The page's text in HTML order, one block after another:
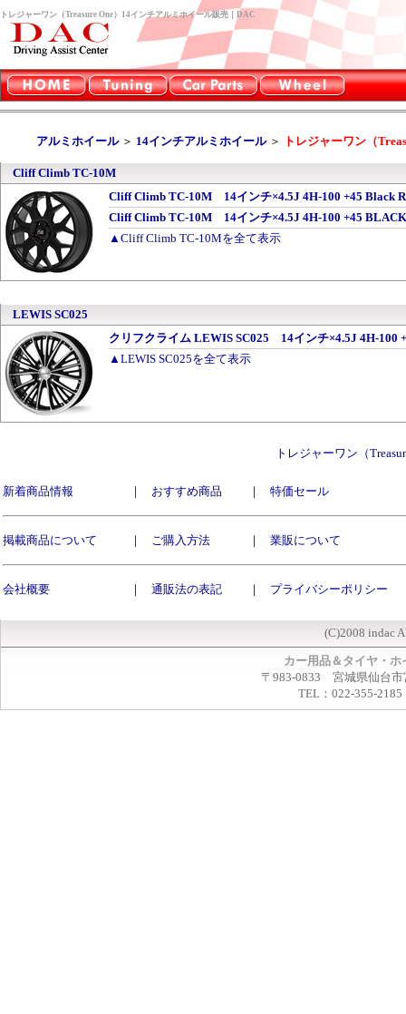
トレジャーワン（Treasure One）14インチアルミホイール販売｜DAC
アルミホイール＞ 14インチアルミホイール＞ トレジャーワン（
Cliff Climb TC-10M
Cliff Climb TC-10M 14インチ×4.5J 4H-100 +45 Black
Cliff Climb TC-10M 14インチ×4.5J 4H-100 +45
▲Cliff Climb TC-10Mを全て表示
LEWIS SC025
クリフクライム LEWIS SC025 14インチ×4.5J 4H-100
▲LEWIS SC025を全て表示
トレジャーワン（
新着商品情報 ｜ おすすめ商品 ｜ 特価セール
掲載商品について ｜ ご購入方法 ｜ 業販について
会社概要 ｜ 通販法の表記 ｜ プライバシーポリシー
(C)2008 indac
カー用品＆タイヤ・
〒983-0833 宮城県仙台市
TEL：022-355-